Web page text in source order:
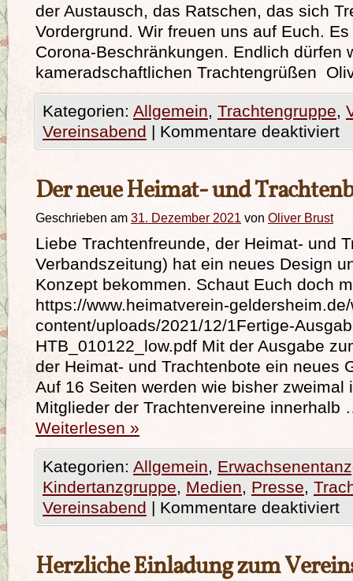
der Austausch, das Ratschen, das sich
Vordergrund. Wir freuen uns auf Euch.
Corona-Beschränkungen. Endlich dürfen
kameradschaftlichen Trachtengrüßen
Kategorien: Allgemein, Trachtengruppe,
Vereinsabend | Kommentare deaktiviert
Der neue Heimat- und
Geschrieben am 31. Dezember 2021 von Oliver Brust
Liebe Trachtenfreunde, der Heimat- und
Verbandszeitung) hat ein neues Design
Konzept bekommen. Schaut Euch doch
https://www.heimatverein-
content/uploads/2021/12/1Fertige-
HTB_010122_low.pdf Mit der Ausgabe
der Heimat- und Trachtenbote ein neues
Auf 16 Seiten werden wie bisher zweimal
Mitglieder der Trachtenvereine innerhalb
Weiterlesen »
Kategorien: Allgemein,
Kindertanzgruppe, Medien, Presse,
Vereinsabend | Kommentare deaktiviert
Herzliche Einladung zum